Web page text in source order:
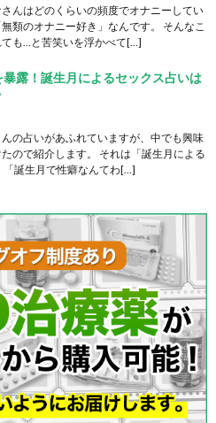
んはどのくらいの頻度でオナニーしてい
類のオナニー好き」なんです。 そんなこ
ても…と苦笑いを浮かべて[…]
露！誕生月によるセックス占いは
の占いがあふれていますが、中でも興味
ので紹介します。 それは「誕生月による
「誕生月で性癖なんてわ[…]